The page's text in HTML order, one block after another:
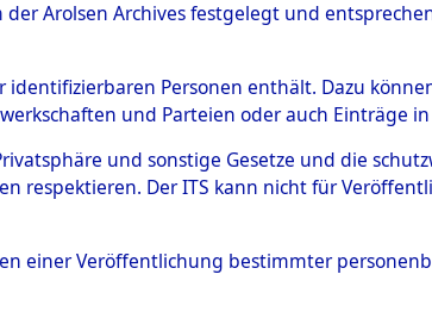
Routen von
der Anzahl
und der Ort ihrer
→0028
Arolsen Archives festgelegt und
Personen enthält. Dazu
und Parteien oder auch Einträge
und sonstige Gesetze und die
respektieren. Der ITS kann nicht für
einer Veröffentlichung bestimmter